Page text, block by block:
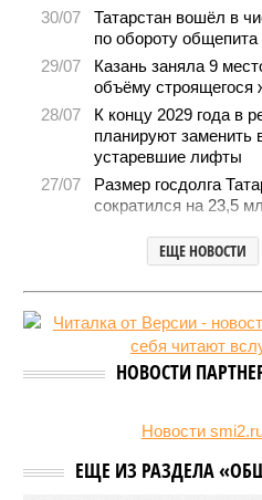
30/07
Татарстан вошёл в
по обороту общепита
29/07
Казань заняла 9
объёму строящегося
28/07
К концу 2029 года в
планируют заменить
устаревшие лифты
27/07
Размер госдолга
сократился на 23,5
Свыше 2,3 млн
нового жилья
врезался в дерево и
есть погибшие
ЕЩЕ НОВОСТИ
НОВОСТИ
Новости
ЕЩЕ ИЗ РАЗДЕЛА